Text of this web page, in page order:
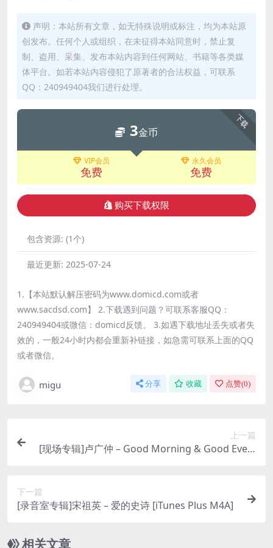
声明：本站所有文章，如无特殊说明或标注，均为本站原
创发布。任何个人或组织，在未征得本站同意时，禁止复
制、盗用、采集、发布本站内容到任何网站、书籍等各类媒
体平台。如若本站内容侵犯了原著者的合法权益，可联系
QQ：240949404我们进行处理。
下载
3金币
VIP会员
免费
永久会员
免费
购买下载权限
包含资源: (1个)
最近更新: 2025-07-24
1.【本站默认解压密码为www.domicd.com或者
www.sacdsd.com】 2.下载遇到问题？可联系客服QQ：
240949404或微信：domicd反馈。 3.如遇下载地址丢失或者失
效的，一般24小时内都会重新补链接，如急需可联系上面的QQ
或者微信。
migu 分享 收藏 点赞(0)
上一篇
[现场专辑]卢广仲 – Go​od Morning & Go​od Eveni
下一篇
[录音室专辑]宋祖英 – 爱的史诗 [iTunes Plus M4A]
相关文章